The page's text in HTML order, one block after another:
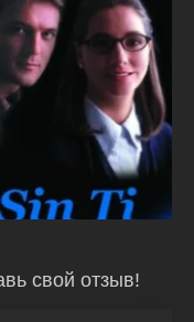
свой отзыв!